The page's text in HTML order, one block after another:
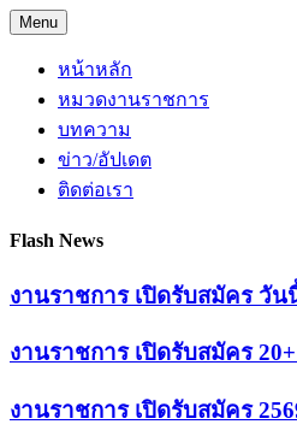
Skip
to
content
Menu
หน้าหลัก
หมวดงานราชการ
บทความ
ข่าว/อัปเดต
ติดต่อเรา
Flash News
งานราชการ เปิดรับสมัคร วั
งานราชการ เปิดรับสมัคร
งานราชการ เปิดรับสมัคร